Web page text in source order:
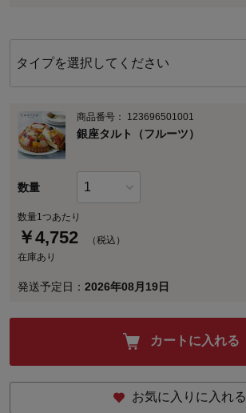
タイプを選択してください
商品番号： 123696501001
銀座タルト（フルーツ）
数量
数量1つあたり
￥4,752
（税込）
在庫あり
発送予定日： 2026年08月19日
カートに入れる
お気に入りに入れる